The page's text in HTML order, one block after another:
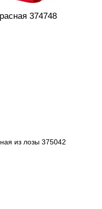
374748